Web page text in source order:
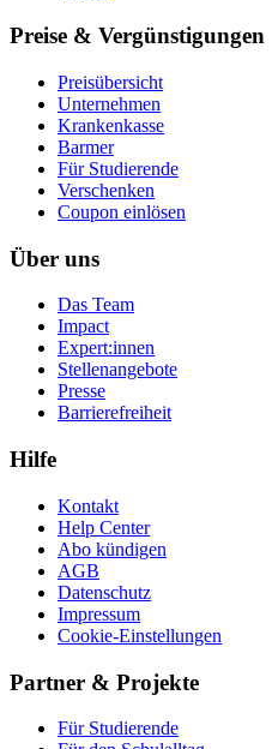
Preise & Vergünstigungen
Preisübersicht
Unternehmen
Krankenkasse
Barmer
Für Studierende
Ver­schen­ken
Coupon einlösen
Über uns
Das Team
Impact
Expert:innen
Stellenangebote
Presse
Barrierefreiheit
Hilfe
Kontakt
Help Center
Abo kündigen
AGB
Datenschutz
Impressum
Cookie-Einstellungen
Partner & Projekte
Für Stu­die­rende